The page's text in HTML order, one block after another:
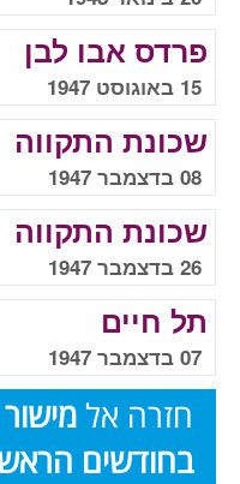
פרדס אבו לבן
15 באוגוסט 1947
שכונת התקווה
08 בדצמבר 1947
שכונת התקווה
26 בדצמבר 1947
תל חיים
07 בדצמבר 1947
חזרה אל
בחודשים